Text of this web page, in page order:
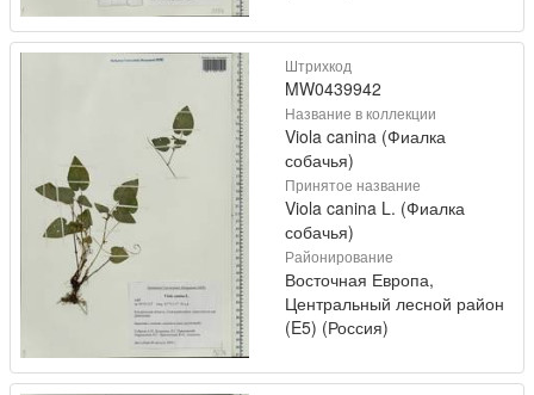
Штрихкод
MW0439942
Название в коллекции
Viola canina (Фиалка
собачья)
Принятое название
Viola canina L. (Фиалка
собачья)
Районирование
Восточная Европа,
Центральный лесной район
(E5) (Россия)